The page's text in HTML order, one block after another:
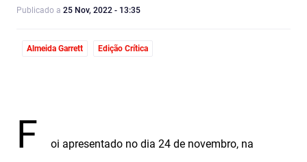
Publicado a 25 Nov, 2022 - 13:35
Almeida Garrett Edição Crítica
F oi apresentado no dia 24 de novembro, na